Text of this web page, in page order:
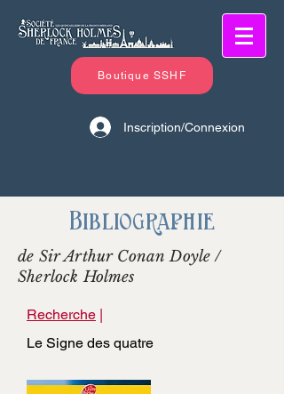
Boutique SSHF
Inscription/Connexion
Bibliographie
de Sir Arthur Conan Doyle /
Sherlock Holmes
Recherche |
Le Signe des quatre